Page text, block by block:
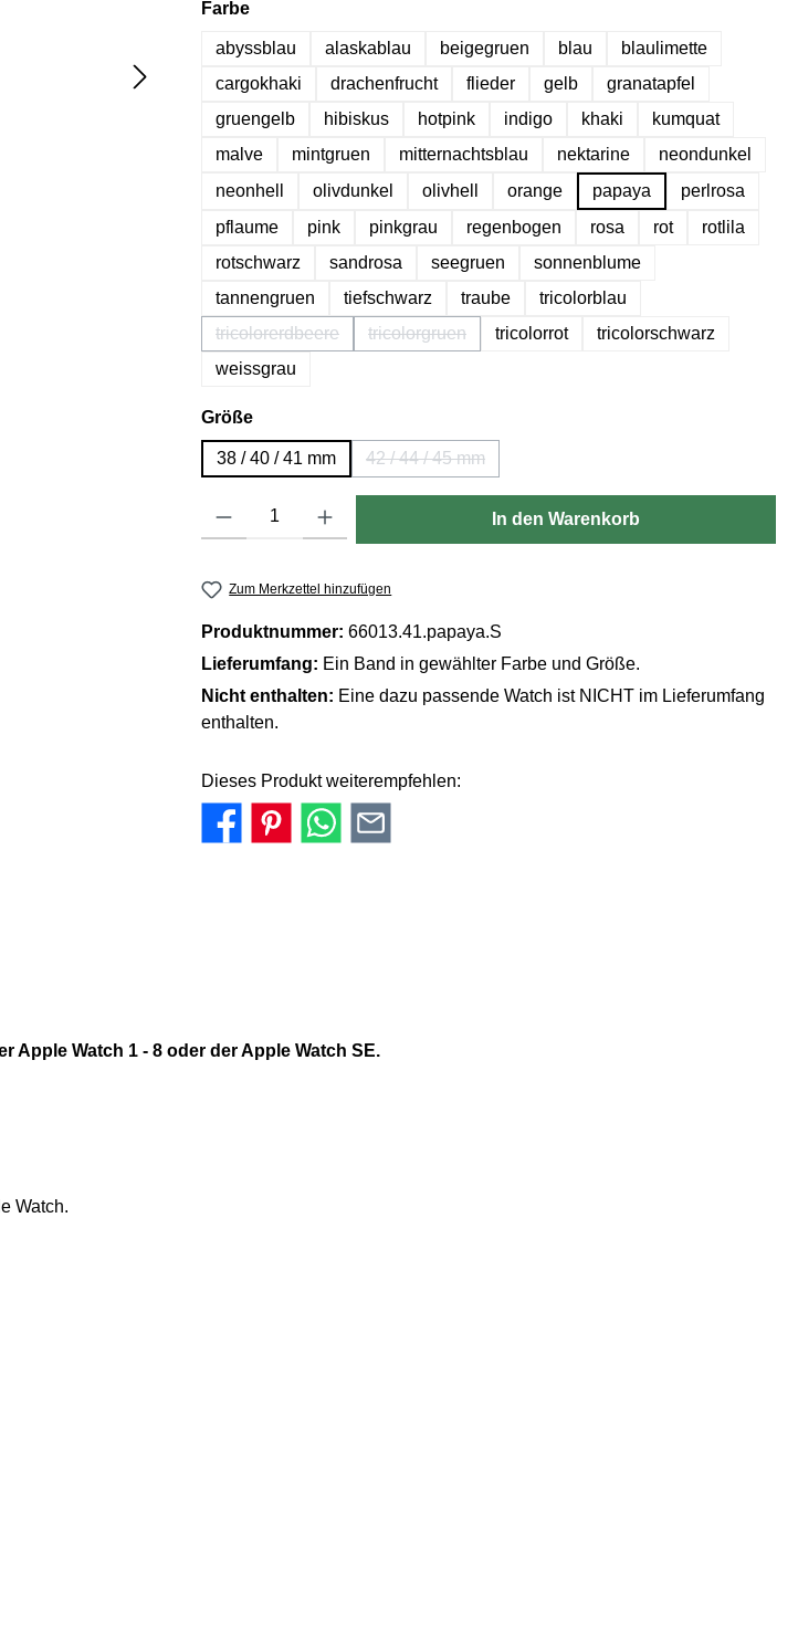
Farbeauswählen
abyssblau alaskablau beigegruen blau
blaulimette
cargokhaki
drachenfrucht flieder gelb
granatapfel
gruengelb
hibiskus hotpink indigo khaki
kumquat
malve
mintgruen mitternachtsblau nektarine
neondunkel
neonhell
olivdunkel olivhell orange papaya
perlrosa
pflaume
pink pinkgrau regenbogen rosa rot
rotlila
rotschwarz
sandrosa seegruen
sonnenblume
tannengruen
tiefschwarz traube
tricolorblau
tricolorerdbeere
(Diese Option ist zurzeit nicht verfügbar.)
tricolorgruen
(Diese Option ist zurzeit nicht verfügbar.)
tricolorrot
tricolorschwarz
weissgrau
Größeauswählen
38 / 40 / 41 mm 42 / 44 / 45 mm
In den Warenkorb
Zum Merkzettel hinzufügen
Produktnummer: 66013.41.papaya.S
Lieferumfang: Ein Band in gewählter Farbe und Größe.
Nicht enthalten: Eine dazu passende Watch ist NICHT im Lieferumfang
enthalten.
Dieses Produkt weiterempfehlen:
Apple Watch 1 - 8 oder der Apple Watch SE.
Watch.